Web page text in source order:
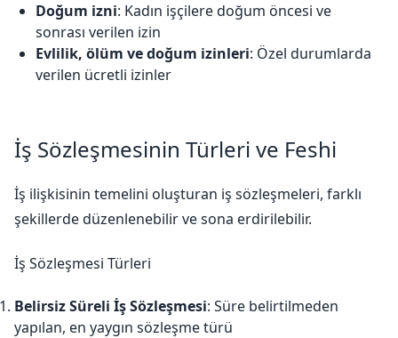
Doğum izni: Kadın işçilere doğum öncesi ve
sonrası verilen izin
Evlilik, ölüm ve doğum izinleri: Özel durumlarda
verilen ücretli izinler
İş Sözleşmesinin Türleri ve Feshi
İş ilişkisinin temelini oluşturan iş sözleşmeleri, farklı
şekillerde düzenlenebilir ve sona erdirilebilir.
İş Sözleşmesi Türleri
Belirsiz Süreli İş Sözleşmesi: Süre belirtilmeden
yapılan, en yaygın sözleşme türü